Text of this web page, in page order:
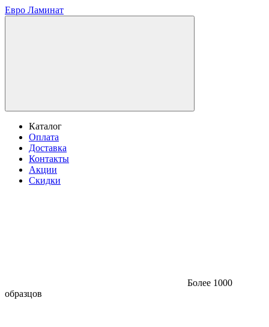
Евро Ламинат
Каталог
Оплата
Доставка
Контакты
Акции
Скидки
Более 1000
образцов